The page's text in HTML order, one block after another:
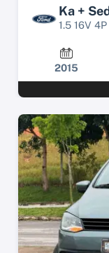
Ka +
1.5 16V
2015